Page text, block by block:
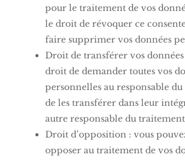
pour le traitement de vos
le droit de révoquer ce
faire supprimer vos données
Droit de transférer vos données
droit de demander toutes vos
personnelles au responsable
de les transférer dans leur
autre responsable du
Droit d’opposition : vous
opposer au traitement de vos